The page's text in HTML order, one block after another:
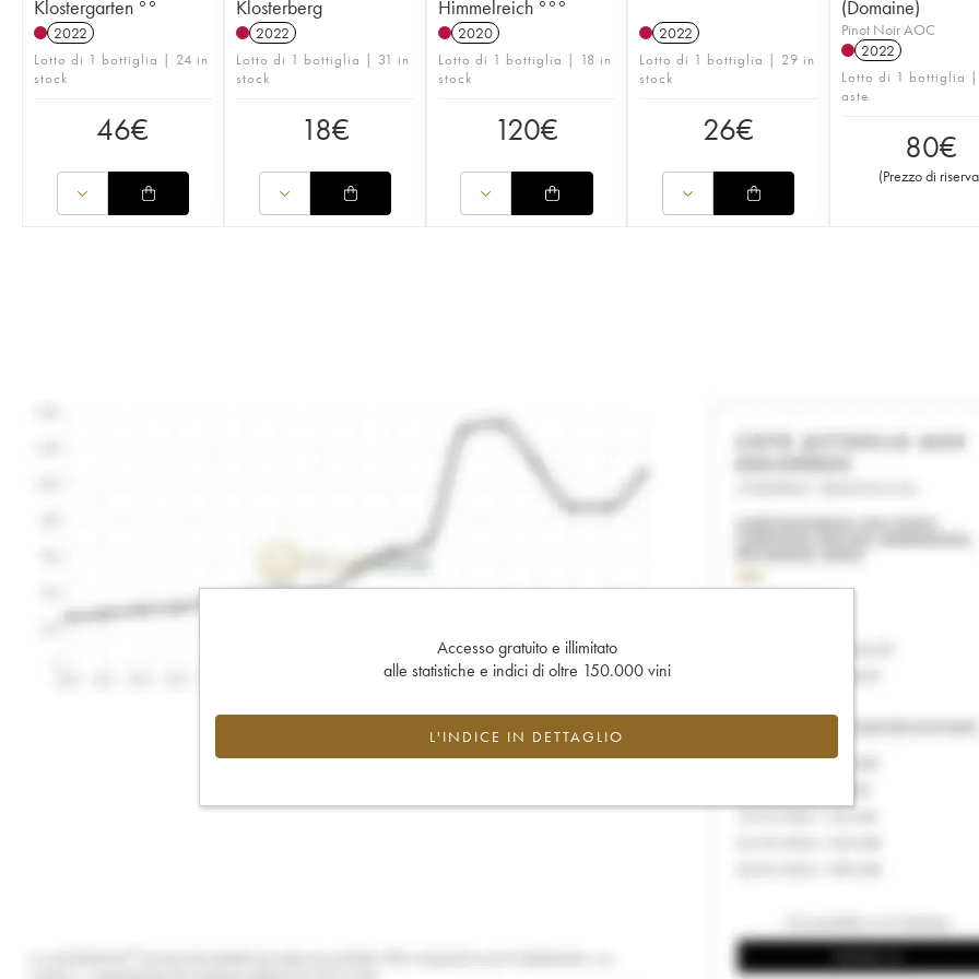
Klostergarten °°
2022
Lotto di 1 bottiglia | 24 in
stock
46€
Klosterberg
2022
Lotto di 1 bottiglia | 31 in
stock
18€
Himmelreich °°°
2020
Lotto di 1 bottiglia | 18 in
stock
120€
2022
Lotto di 1 bottiglia | 29 in
stock
26€
(Domaine)
Pinot Noir AOC
2022
Lotto di 1 bottiglia
aste
80€
(Prezzo di riserva
Accesso gratuito e illimitato
alle statistiche e indici di oltre 150.000 vini
L'INDICE IN DETTAGLIO